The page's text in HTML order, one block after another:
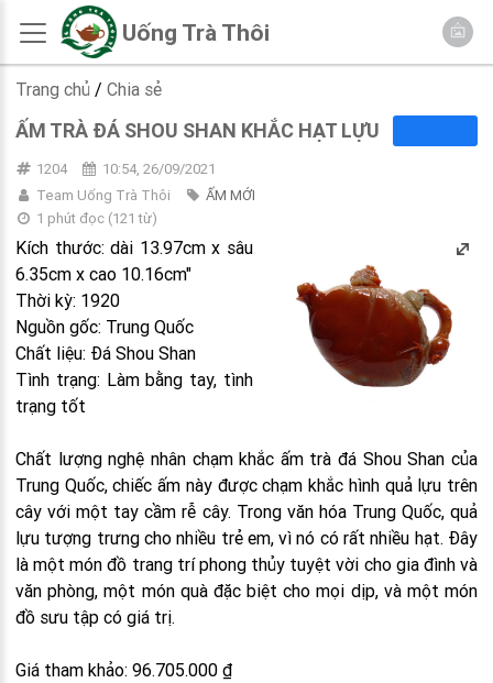
Uống Trà Thôi
Trang chủ / Chia sẻ
ẤM TRÀ ĐÁ SHOU SHAN KHẮC HẠT LỰU
1204
10:54, 26/09/2021
Team Uống Trà Thôi
ẤM MỚI
1 phút đọc(121 từ)
Kích thước: dài 13.97cm x sâu
6.35cm x cao 10.16cm"
Thời kỳ: 1920
Nguồn gốc: Trung Quốc
Chất liệu: Đá Shou Shan
Tình trạng: Làm bằng tay, tình
trạng tốt
Chất lượng nghệ nhân chạm khắc ấm trà đá Shou Shan của
Trung Quốc, chiếc ấm này được chạm khắc hình quả lựu trên
cây với một tay cầm rễ cây. Trong văn hóa Trung Quốc, quả
lựu tượng trưng cho nhiều trẻ em, vì nó có rất nhiều hạt. Đây
là một món đồ trang trí phong thủy tuyệt vời cho gia đình và
văn phòng, một món quà đặc biệt cho mọi dịp, và một món
đồ sưu tập có giá trị.
Giá tham khảo: 96.705.000 ₫